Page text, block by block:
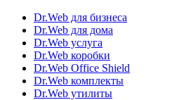
Dr.Web для бизнеса
Dr.Web для дома
Dr.Web услуга
Dr.Web коробки
Dr.Web Office Shield
Dr.Web комплекты
Dr.Web утилиты